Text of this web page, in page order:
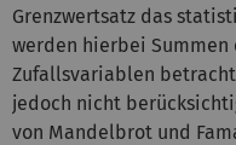
Grenzwertsatz das
werden hierbei Summen
Zufallsvariablen
jedoch nicht
von Mandelbrot und